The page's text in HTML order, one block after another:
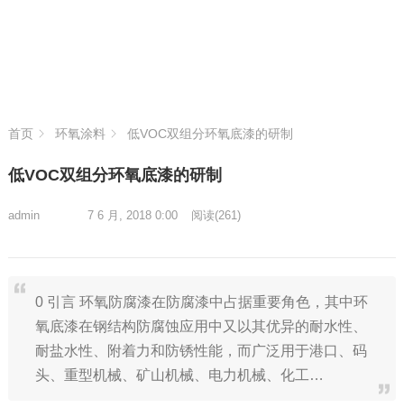
首页 环氧涂料 低VOC双组分环氧底漆的研制
低VOC双组分环氧底漆的研制
admin 7 6 月, 2018 0:00 阅读(261)
0 引言 环氧防腐漆在防腐漆中占据重要角色，其中环
氧底漆在钢结构防腐蚀应用中又以其优异的耐水性、
耐盐水性、附着力和防锈性能，而广泛用于港口、码
头、重型机械、矿山机械、电力机械、化工…